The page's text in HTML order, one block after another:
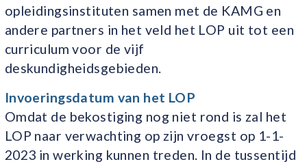
opleidingsinstituten samen met de KAMG en
andere partners in het veld het LOP uit tot een
curriculum voor de vijf
deskundigheidsgebieden.
Invoeringsdatum van het LOP
Omdat de bekostiging nog niet rond is zal het
LOP naar verwachting op zijn vroegst op 1-1-
2023 in werking kunnen treden. In de tussentijd